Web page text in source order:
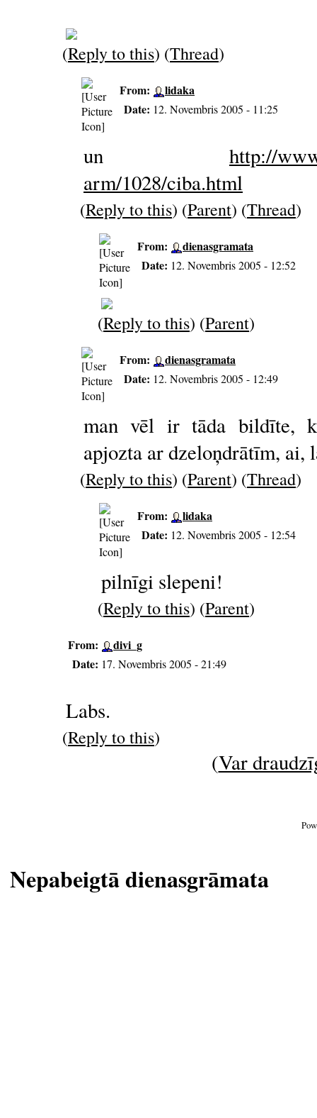
(Reply to this) (Thread)
From:
lidaka
Date: 12. Novembris 2005 - 11:25
un http://
arm/1028/ciba.html
(Reply to this) (Parent) (Thread)
From:
dienasgramata
Date: 12. Novembris 2005 - 12:52
(Reply to this) (Parent)
From:
dienasgramata
Date: 12. Novembris 2005 - 12:49
man vēl ir tāda bildīte,
apjozta ar dzeloņdrātīm, ai,
(Reply to this) (Parent) (Thread)
From:
lidaka
Date: 12. Novembris 2005 - 12:54
pilnīgi slepeni!
(Reply to this) (Parent)
From:
divi_g
Date: 17. Novembris 2005 - 21:49
Labs.
(Reply to this)
(Var
Nepabeigtā dienasgrāmata